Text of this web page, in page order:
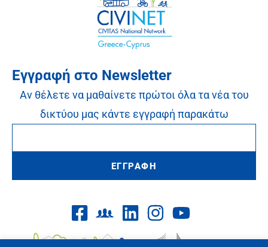
Εγγραφή στο Newsletter
Αν θέλετε να μαθαίνετε πρώτοι όλα τα νέα του
δικτύου μας κάντε εγγραφή παρακάτω
ΕΓΓΡΑΦΗ